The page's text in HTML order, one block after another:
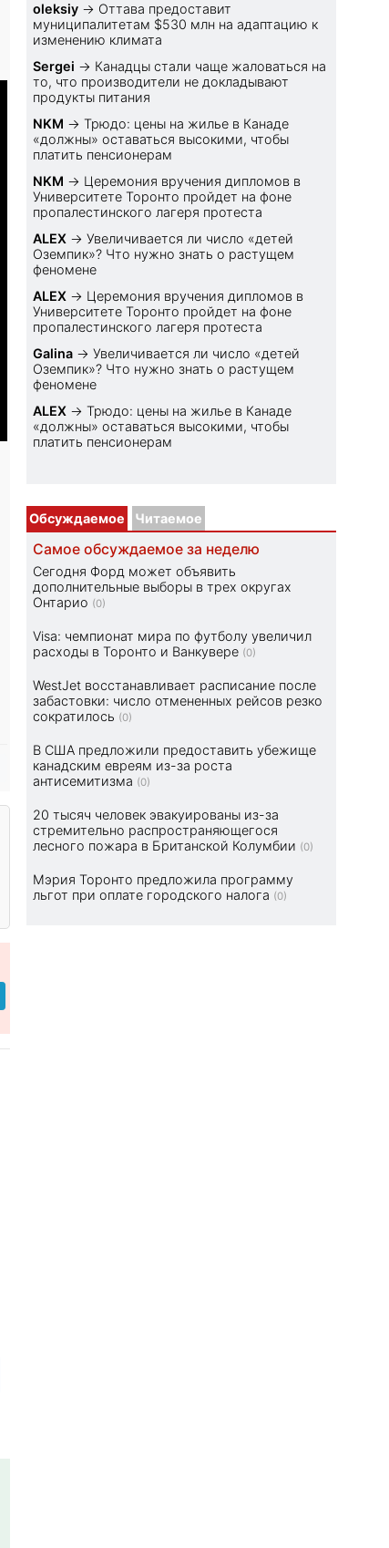
oleksiy → Оттава предоставит
муниципалитетам $530 млн на адаптацию к
изменению климата
Sеrgei → Канадцы стали чаще жаловаться на
то, что производители не докладывают
продукты питания
NKM →Трюдо: цены на жилье в Канаде
«должны» оставаться высокими, чтобы
платить пенсионерам
NKM → Церемония вручения дипломов в
Университете Торонто пройдет на фоне
пропалестинского лагеря протеста
ALEX →Увеличивается ли число «детей
Оземпик»? Что нужно знать о растущем
феномене
ALEX → Церемония вручения дипломов в
Университете Торонто пройдет на фоне
пропалестинского лагеря протеста
Galina →Увеличивается ли число «детей
Оземпик»? Что нужно знать о растущем
феномене
ALEX →Трюдо: цены на жилье в Канаде
«должны» оставаться высокими, чтобы
платить пенсионерам
Обсуждаемое Читаемое
Самое обсуждаемое за неделю
Сегодня Форд может объявить
дополнительные выборы в трех округах
Онтарио (0)
Visa: чемпионат мира по футболу увеличил
расходы в Торонто и Ванкувере (0)
WestJet восстанавливает расписание после
забастовки: число отмененных рейсов резко
сократилось (0)
В США предложили предоставить убежище
канадским евреям из-за роста
антисемитизма (0)
20 тысяч человек эвакуированы из-за
стремительно распространяющегося
лесного пожара в Британской Колумбии (0)
Мэрия Торонто предложила программу
льгот при оплате городского налога (0)